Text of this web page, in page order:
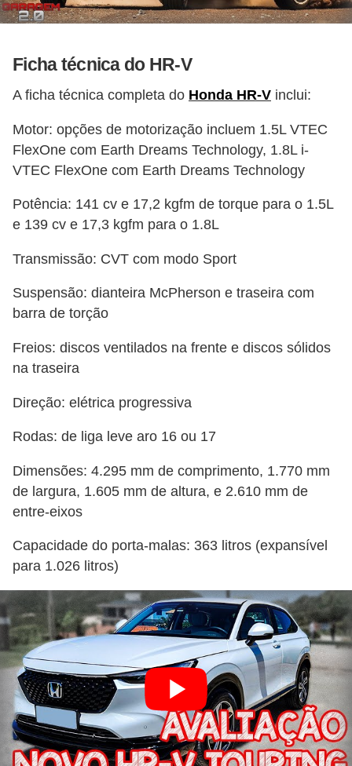
Ficha técnica do HR-V
A ficha técnica completa do Honda HR-V inclui:
Motor: opções de motorização incluem 1.5L VTEC
FlexOne com Earth Dreams Technology, 1.8L i-
VTEC FlexOne com Earth Dreams Technology
Potência: 141 cv e 17,2 kgfm de torque para o 1.5L
e 139 cv e 17,3 kgfm para o 1.8L
Transmissão: CVT com modo Sport
Suspensão: dianteira McPherson e traseira com
barra de torção
Freios: discos ventilados na frente e discos sólidos
na traseira
Direção: elétrica progressiva
Rodas: de liga leve aro 16 ou 17
Dimensões: 4.295 mm de comprimento, 1.770 mm
de largura, 1.605 mm de altura, e 2.610 mm de
entre-eixos
Capacidade do porta-malas: 363 litros (expansível
para 1.026 litros)
o
o
e
s
c
o
o
t
r
s
R
e
c
l
e
m
a
u
e
n
ç
ã
o
S
e